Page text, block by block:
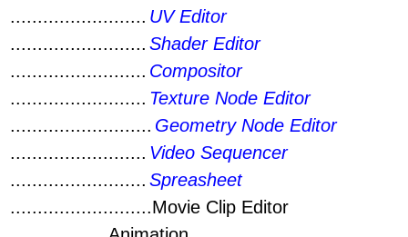
......................... UV Editor
......................... Shader Editor
......................... Compositor
......................... Texture Node Editor
.......................... Geometry Node Editor
......................... Video Sequencer
......................... Spreasheet
..........................Movie Clip Editor